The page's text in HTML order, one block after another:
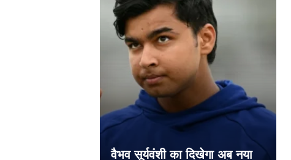
वैभव सूर्यवंशी का दिखेगा अब नया